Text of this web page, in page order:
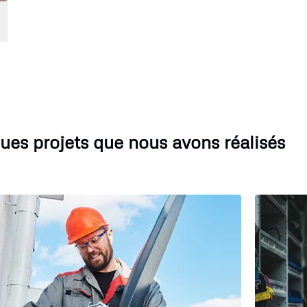
projets que nous avons réalisés